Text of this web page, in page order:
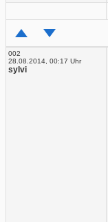
002
28.08.2014, 00:17 Uhr
sylvi